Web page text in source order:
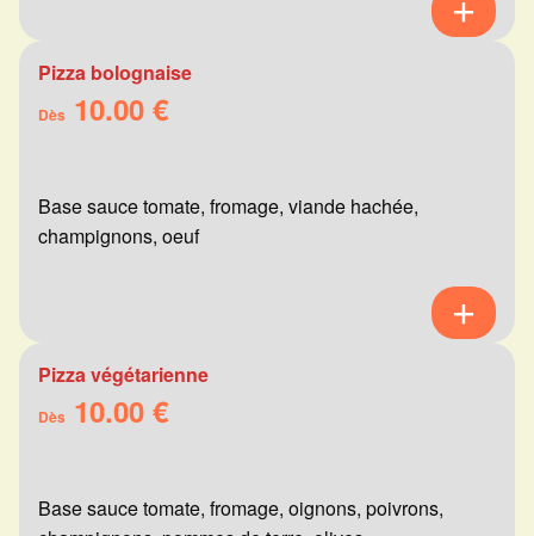
Pizza bolognaise
Dès 10.00 €
Base sauce tomate, fromage, viande hachée,
champignons, oeuf
Pizza végétarienne
Dès 10.00 €
Base sauce tomate, fromage, oignons, poivrons,